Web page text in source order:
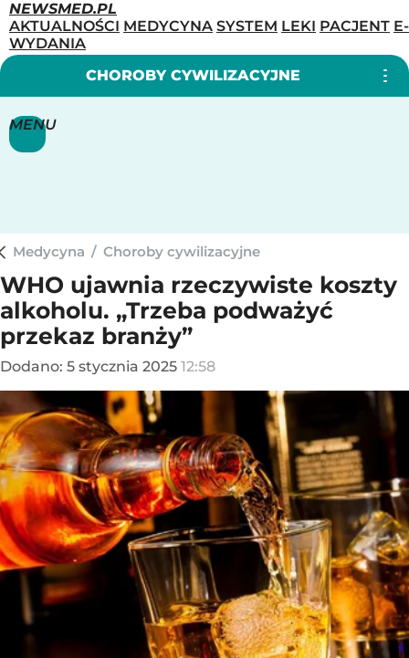
NEWSMED.PL
AKTUALNOŚCI MEDYCYNA SYSTEM LEKI PACJENT E-
WYDANIA
MENU
CHOROBY CYWILIZACYJNE
Medycyna / Choroby cywilizacyjne
WHO ujawnia rzeczywiste koszty
alkoholu. „Trzeba podważyć
przekaz branży”
Dodano: 5 stycznia 2025 12:58